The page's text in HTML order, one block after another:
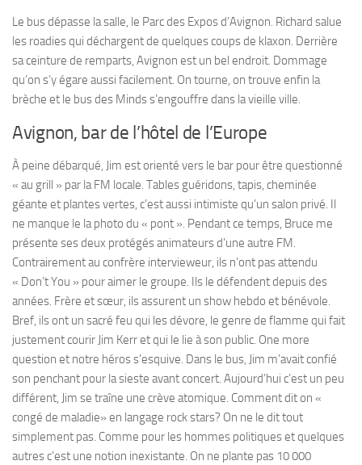
Le bus dépasse la salle, le Parc des Expos d’Avignon. Richard salue
les roadies qui déchargent de quelques coups de klaxon. Derrière
sa ceinture de remparts, Avignon est un bel endroit. Dommage
qu’on s’y égare aussi facilement. On tourne, on trouve enfin la
brèche et le bus des Minds s’engouffre dans la vieille ville.
Avignon, bar de l’hôtel de l’Europe
À peine débarqué, Jim est orienté vers le bar pour être questionné
« au grill » par la FM locale. Tables guéridons, tapis, cheminée
géante et plantes vertes, c’est aussi intimiste qu’un salon privé. Il
ne manque le la photo du « pont ». Pendant ce temps, Bruce me
présente ses deux protégés animateurs d’une autre FM.
Contrairement au confrère intervieweur, ils n’ont pas attendu
« Don’t You » pour aimer le groupe. Ils le défendent depuis des
années. Frère et sœur, ils assurent un show hebdo et bénévole.
Bref, ils ont un sacré feu qui les dévore, le genre de flamme qui fait
justement courir Jim Kerr et qui le lie à son public. One more
question et notre héros s’esquive. Dans le bus, Jim m’avait confié
son penchant pour la sieste avant concert. Aujourd’hui c’est un peu
différent, Jim se traîne une crève atomique. Comment dit on «
congé de maladie» en langage rock stars? On ne le dit tout
simplement pas. Comme pour les hommes politiques et quelques
autres c’est une notion inexistante. On ne plante pas 10 000